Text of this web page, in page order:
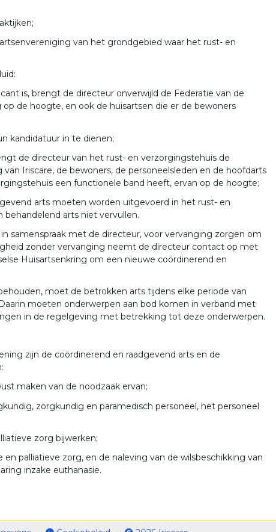
van het grondgebied waar het rust- en
is, brengt de directeur onverwijld de Federatie van de
de hoogte, en ook de huisartsen die er de bewoners
kandidatuur in te dienen;
de directeur van het rust- en verzorgingstehuis de
Iriscare, de bewoners, de personeelsleden en de hoofdarts
een functionele band heeft, ervan op de hoogte;
arts moeten worden uitgevoerd in het rust- en
arts niet vervullen.
samenspraak met de directeur, voor vervanging zorgen om
zonder vervanging neemt de directeur contact op met
Huisartsenkring om een nieuwe coördinerend en
moet de betrokken arts tijdens elke periode van
moeten onderwerpen aan bod komen in verband met
in de regelgeving met betrekking tot deze onderwerpen.
zijn de coördinerend en raadgevend arts en de
maken van de noodzaak ervan;
zorgkundig en paramedisch personeel, het personeel
zorg bijwerken;
palliatieve zorg, en de naleving van de wilsbeschikking van
inzake euthanasie.